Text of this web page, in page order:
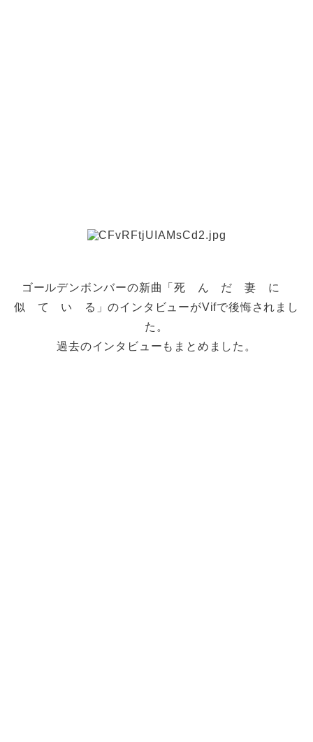
ゴールデンボンバーの新曲「死 ん だ 妻 に
似 て い る」のインタビューがVifで後悔されまし
た。
過去のインタビューもまとめました。